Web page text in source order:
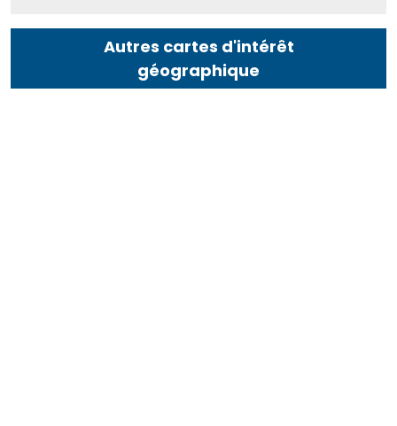
Autres cartes d'intérêt
géographique